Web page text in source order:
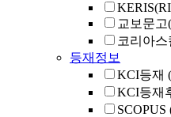
교보문
코리아
등재정보
KCI등재
KCI등재
SCOPUS